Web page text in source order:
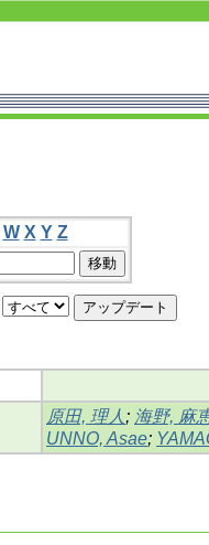
W X Y Z
原田, 理人 ; 海野, 麻
UNNO, Asae;